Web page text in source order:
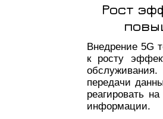
Рост
Внедрение 5G
к росту
передачи
реагировать
информации.